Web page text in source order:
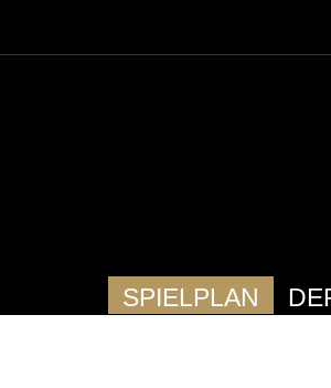
SPIELPLAN